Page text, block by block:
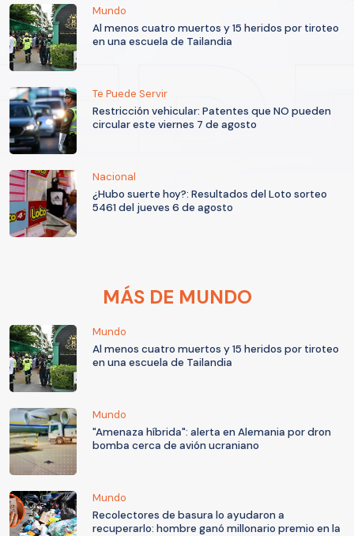
Mundo
Al menos cuatro muertos y 15 heridos por tiroteo
en una escuela de Tailandia
Te Puede Servir
Restricción vehicular: Patentes que NO pueden
circular este viernes 7 de agosto
Nacional
¿Hubo suerte hoy?: Resultados del Loto sorteo
5461 del jueves 6 de agosto
MÁS DE MUNDO
Mundo
Al menos cuatro muertos y 15 heridos por tiroteo
en una escuela de Tailandia
Mundo
"Amenaza híbrida": alerta en Alemania por dron
bomba cerca de avión ucraniano
Mundo
Recolectores de basura lo ayudaron a
recuperarlo: hombre ganó millonario premio en la